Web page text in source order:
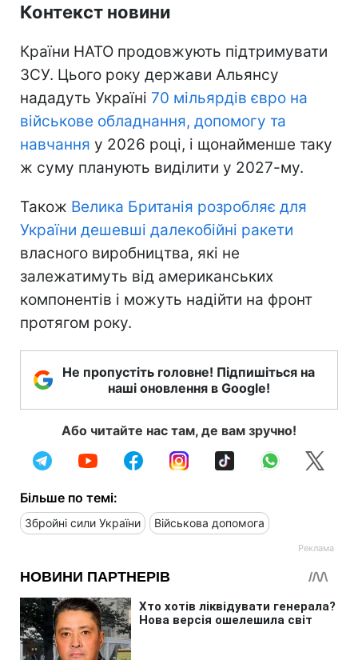
Контекст новини
Країни НАТО продовжують підтримувати
ЗСУ. Цього року держави Альянсу
нададуть Україні 70 мільярдів євро на
військове обладнання, допомогу та
навчання у 2026 році, і щонайменше таку
ж суму планують виділити у 2027-му.
Також Велика Британія розробляє для
України дешевші далекобійні ракети
власного виробництва, які не
залежатимуть від американських
компонентів і можуть надійти на фронт
протягом року.
Не пропустіть головне! Підпишіться на
наші оновлення в Google!
Або читайте нас там, де вам зручно!
Більше по темі:
Збройні сили України Військова допомога